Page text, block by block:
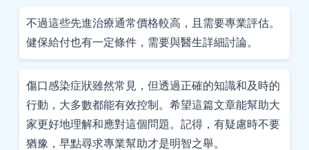
不過這些先進治療通常價格較高，且需要專業評估。
健保給付也有一定條件，需要與醫生詳細討論。
傷口感染症狀雖然常見，但透過正確的知識和及時的
行動，大多數都能有效控制。希望這篇文章能幫助大
家更好地理解和應對這個問題。記得，有疑慮時不要
猶豫，早點尋求專業幫助才是明智之舉。